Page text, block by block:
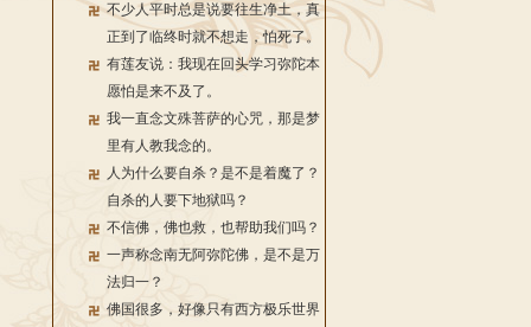
不少人平时总是说要往生净土，真
正到了临终时就不想走，怕死了。
有莲友说：我现在回头学习弥陀本
愿怕是来不及了。
我一直念文殊菩萨的心咒，那是梦
里有人教我念的。
人为什么要自杀？是不是着魔了？
自杀的人要下地狱吗？
不信佛，佛也救，也帮助我们吗？
一声称念南无阿弥陀佛，是不是万
法归一？
佛国很多，好像只有西方极乐世界